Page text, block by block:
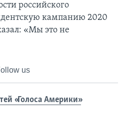
российского
кампанию 2020
«Мы это не
us
«Голоса Америки»